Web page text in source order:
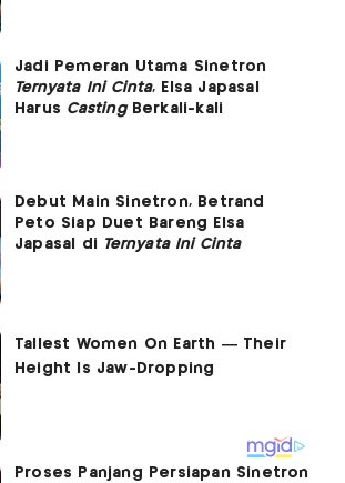
Jadi Pemeran Utama Sinetron
Ternyata Ini Cinta, Elsa Japasal
Harus CastingBerkali-kali
Debut Main Sinetron, Betrand
Peto Siap Duet Bareng Elsa
Japasal di Ternyata Ini Cinta
Proses Panjang Persiapan Sinetron